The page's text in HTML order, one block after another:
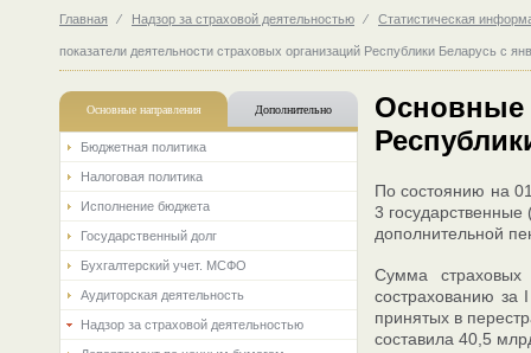
Главная ⁄ Надзор за страховой деятельностью ⁄ Статистическая
показатели деятельности страховых организаций Республики Беларусь с
Основные направления Дополнительно
Бюджетная политика
Налоговая политика
Исполнение бюджета
Государственный долг
Бухгалтерский учет. МСФО
Аудиторская деятельность
Надзор за страховой деятельностью
Основные
По состоянию на
3
дополнительной
Сумма страховых
сострахованию за
принятых в
составила 40,5